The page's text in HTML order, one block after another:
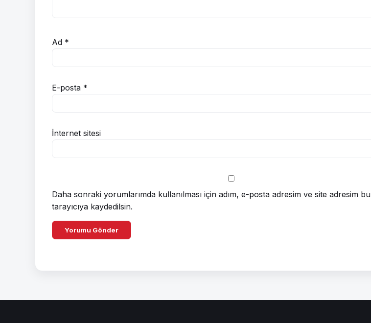
Ad *
E-posta *
İnternet sitesi
Daha sonraki yorumlarımda kullanılması için adım, e-posta adresim ve site adresim bu
tarayıcıya kaydedilsin.